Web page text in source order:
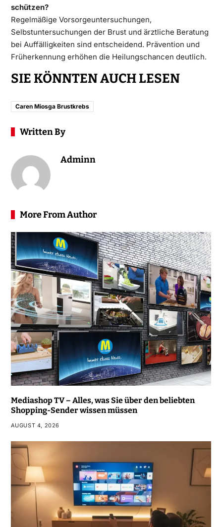
schützen?
Regelmäßige Vorsorgeuntersuchungen,
Selbstuntersuchungen der Brust und ärztliche Beratung
bei Auffälligkeiten sind entscheidend. Prävention und
Früherkennung erhöhen die Heilungschancen deutlich.
SIE KÖNNTEN AUCH LESEN
Caren Miosga Brustkrebs
Written By
Adminn
More From Author
Mediashop TV – Alles, was Sie über den beliebten
Shopping-Sender wissen müssen
AUGUST 4, 2026